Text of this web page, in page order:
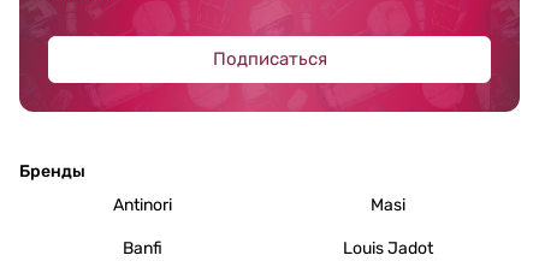
Подписаться
Бренды
Antinori
Masi
Banfi Louis Jadot